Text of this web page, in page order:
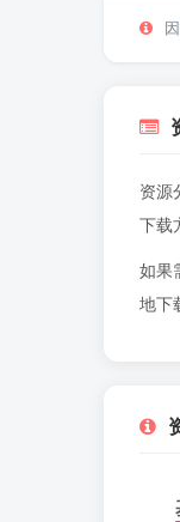
资源
下载
如果
地下